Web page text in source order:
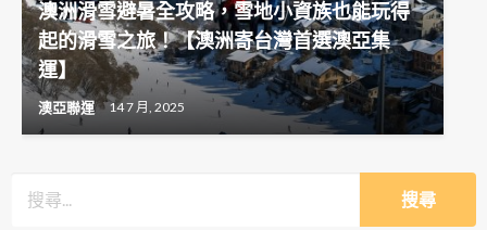
澳洲滑雪避暑全攻略，雪地小資族也能玩得
起的滑雪之旅！【澳洲寄台灣首選澳亞集
運】
澳亞聯運 14 7 月, 2025